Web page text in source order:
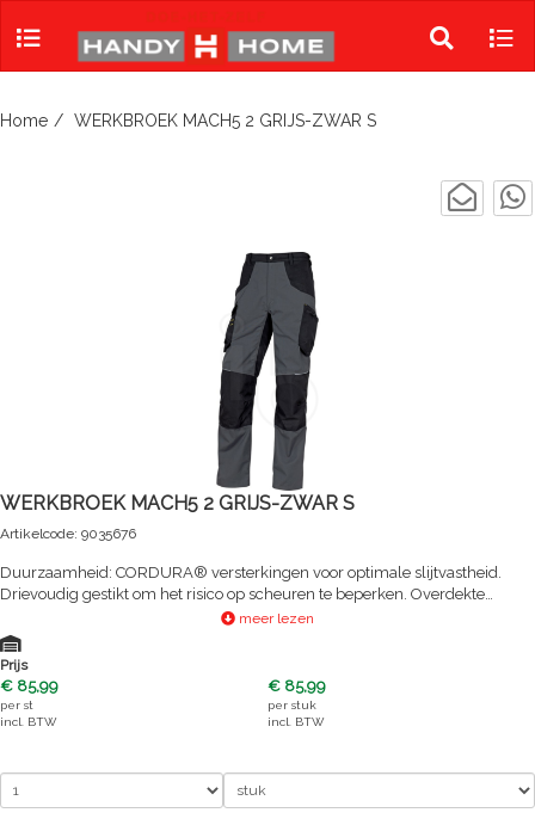
Toggle
search
Home WERKBROEK MACH5 2 GRIJS-ZWAR S
WERKBROEK MACH5 2 GRIJS-ZWAR S
Artikelcode: 9035676
Duurzaamheid: CORDURA® versterkingen voor optimale slijtvastheid.
Drievoudig gestikt om het risico op scheuren te beperken. Overdekte
ritssluiting om het risico op krassen te voorkomen | Zichtbaarheid:
Reflecterende biezen voor meer zichtbaarheid 's nachts | Compatibiliteit:
Kan worden geassocieerd met alle kleding van het gelijknamige
assortiment
meer lezen
Prijs
€ 85,99
per st
incl. BTW
€ 85,99
per stuk
incl. BTW